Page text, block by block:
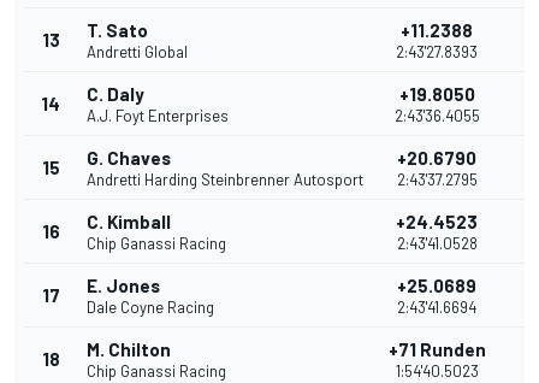
13 T. Sato
Andretti Global
+11.2388
2:43'27.8393
14 C. Daly
A.J. Foyt Enterprises
+19.8050
2:43'36.4055
15 G. Chaves
Andretti Harding Steinbrenner Autosport
+20.6790
2:43'37.2795
16 C. Kimball
Chip Ganassi Racing
+24.4523
2:43'41.0528
17 E. Jones
Dale Coyne Racing
+25.0689
2:43'41.6694
18 M. Chilton
Chip Ganassi Racing
+71 Runden
1:54'40.5023